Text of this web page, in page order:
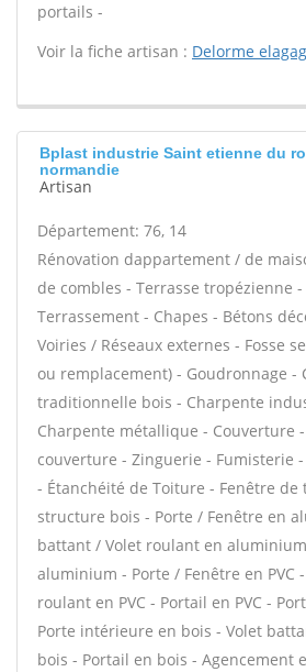
portails -
Voir la fiche artisan : Delorme
Bplast industrie Saint etienne du
normandie
Artisan
Département: 76, 14
Rénovation dappartement / de
de combles - Terrasse tropézienne
Terrassement - Chapes - Bétons
Voiries / Réseaux externes - Fosse
ou remplacement) - Goudronnage -
traditionnelle bois - Charpente
Charpente métallique - Couverture
couverture - Zinguerie - Fumisterie
- Étanchéité de Toiture - Fenêtre de
structure bois - Porte / Fenêtre en
battant / Volet roulant en
aluminium - Porte / Fenêtre en PVC
roulant en PVC - Portail en PVC -
Porte intérieure en bois - Volet
bois - Portail en bois - Agencement